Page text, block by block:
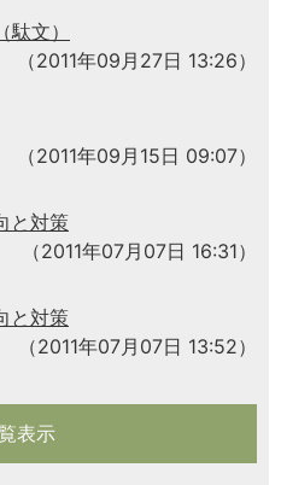
文）
（2011年09月27日 13:26）
（2011年09月15日 09:07）
と対策
（2011年07月07日 16:31）
と対策
（2011年07月07日 13:52）
表示